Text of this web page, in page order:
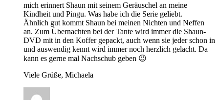
mich erinnert Shaun mit seinem Geräuschel an meine
Kindheit und Pingu. Was habe ich die Serie geliebt.
Ähnlich gut kommt Shaun bei meinen Nichten und Neffen
an. Zum Übernachten bei der Tante wird immer die Shaun-
DVD mit in den Koffer gepackt, auch wenn sie jeder schon in
und auswendig kennt wird immer noch herzlich gelacht. Da
kann es gerne mal Nachschub geben 😉
Viele Grüße, Michaela